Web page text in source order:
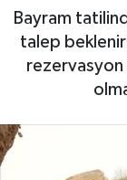
Bayram
talep
rezervasyon
Künye
Son
Haber